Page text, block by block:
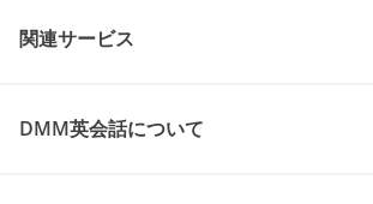
関連サービス
DMM英会話について